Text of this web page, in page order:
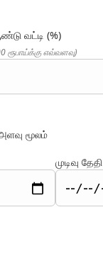
வட்டி (%)
ரூபாய்க்கு எவ்வளவு)
மூலம்
முடிவு தேதி